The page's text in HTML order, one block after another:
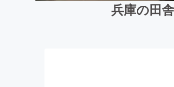
兵庫の田